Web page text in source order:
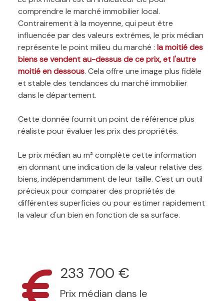
comprendre le marché immobilier local.
Contrairement à la moyenne, qui peut être
influencée par des valeurs extrêmes, le prix médian
représente le point milieu du marché : la moitié des
biens se vendent au-dessus de ce prix, et l'autre
moitié en dessous. Cela offre une image plus fidèle
et stable des tendances du marché immobilier
dans le département.
Cette donnée fournit un point de référence plus
réaliste pour évaluer les prix des propriétés.
Le prix médian au m² complète cette information
en donnant une indication de la valeur relative des
biens, indépendamment de leur taille. C'est un outil
précieux pour comparer des propriétés de
différentes superficies ou pour estimer rapidement
la valeur d'un bien en fonction de sa surface.
233 700 €
Prix médian dans le